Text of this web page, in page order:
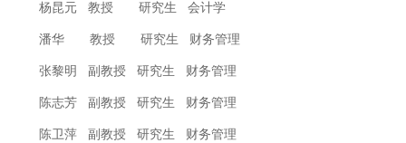
杨昆元 教授 研究生 会计学
潘华 教授 研究生 财务管理
张黎明 副教授 研究生 财务管理
陈志芳 副教授 研究生 财务管理
陈卫萍 副教授 研究生 财务管理